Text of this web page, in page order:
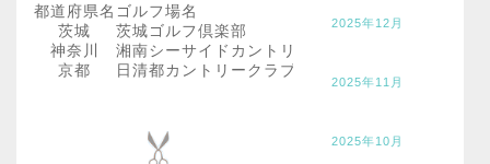
都道府県名 ゴルフ場名
茨城
茨城ゴルフ倶楽部
神奈川
湘南シーサイドカントリー倶楽部
京都
日清都カントリークラブ
2025年12月
2025年11月
2025年10月